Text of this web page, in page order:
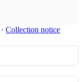
∙ Collection notice